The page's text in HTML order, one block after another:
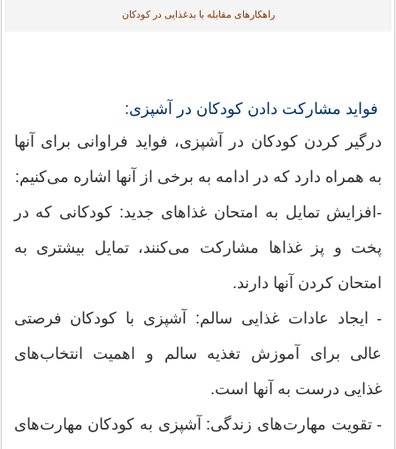
راهکارهای مقابله با بدغذایی در کودکان
فواید مشارکت دادن کودکان در آشپزی:
درگیر کردن کودکان در آشپزی، فواید فراوانی برای آنها
به همراه دارد که در ادامه به برخی از آنها اشاره می‌کنیم:
-افزایش تمایل به امتحان غذاهای جدید: کودکانی که در
پخت و پز غذاها مشارکت می‌کنند، تمایل بیشتری به
امتحان کردن آنها دارند.
- ایجاد عادات غذایی سالم: آشپزی با کودکان فرصتی
عالی برای آموزش تغذیه سالم و اهمیت انتخاب‌های
غذایی درست به آنها است.
- تقویت مهارت‌های زندگی: آشپزی به کودکان مهارت‌های